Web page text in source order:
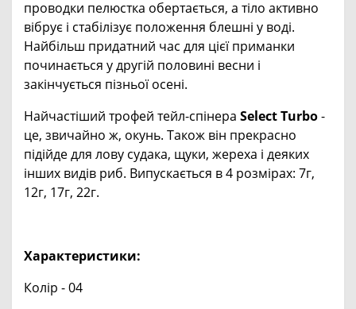
проводки пелюстка обертається, а тіло активно
вібрує і стабілізує положення блешні у воді.
Найбільш придатний час для цієї приманки
починається у другій половині весни і
закінчується пізньої осені.
Найчастіший трофей тейл-спінера Select Turbo-
це, звичайно ж, окунь. Також він прекрасно
підійде для лову судака, щуки, жереха і деяких
інших видів риб. Випускається в 4 розмірах: 7г,
12г, 17г, 22г.
Характеристики:
Колір - 04